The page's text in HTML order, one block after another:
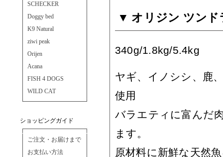
SCHECKER
Doggy bed
K9 Natural
ziwi peak
Orijen
Acana
FISH 4 DOGS
WILD CAT
ショッピングガイド
ご注文・お届けまで
お支払い方法
オリジン ツンド
340g/1.8kg/5.4kg
ヤギ、イノシシ、鹿
使用
バラエティに富んだ
ます。
原材料に新鮮な天然